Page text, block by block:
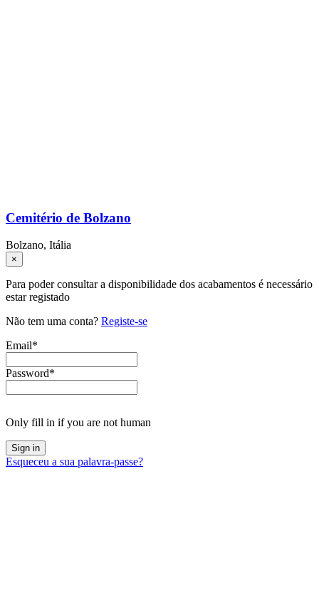
Cemitério de Bolzano
Bolzano, Itália
×
Para poder consultar a disponibilidade dos acabamentos é necessário
estar registado
Não tem uma conta? Registe-se
Email*
Password*
Only fill in if you are not human
Esqueceu a sua palavra-passe?